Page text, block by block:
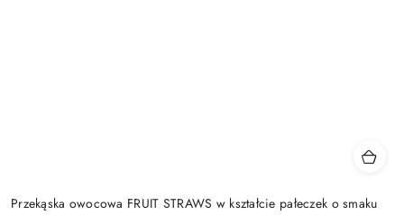
Przekąska owocowa FRUIT STRAWS w kształcie pałeczek o smaku